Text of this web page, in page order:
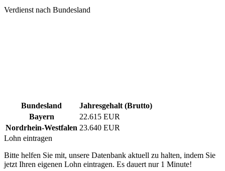
Verdienst nach Bundesland
Bundesland
Jahresgehalt (Brutto)
Bayern
22.615 EUR
Nordrhein-Westfalen 23.640 EUR
Lohn eintragen
Bitte helfen Sie mit, unsere Datenbank aktuell zu halten, indem Sie
jetzt Ihren eigenen Lohn eintragen. Es dauert nur 1 Minute!